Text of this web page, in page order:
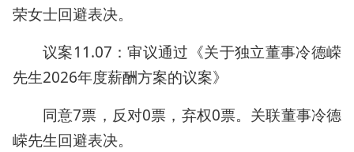
荣女士回避表决。
议案11.07：审议通过《关于独立董事冷德嵘
先生2026年度薪酬方案的议案》
同意7票，反对0票，弃权0票。关联董事冷德
嵘先生回避表决。